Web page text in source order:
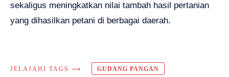
sekaligus meningkatkan nilai tambah hasil pertanian
yang dihasilkan petani di berbagai daerah.
JELAJAHI TAGS ⟶ GUDANG PANGAN